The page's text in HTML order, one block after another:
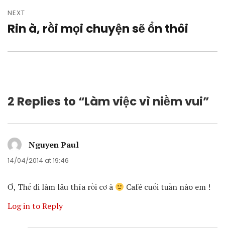
NEXT
Next
Rin à, rồi mọi chuyện sẽ ổn thôi
2 Replies to “Làm việc vì niềm vui”
Nguyen Paul
14/04/2014 at 19:46
Ơ, Thế đi làm lâu thía rồi cơ à
Café cuối tuần nào em !
Log in to Reply